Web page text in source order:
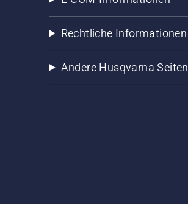
Rechtliche Informationen
Andere Husqvarna Seiten